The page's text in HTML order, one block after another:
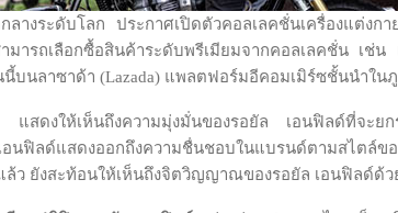
งระดับโลก ประกาศเปิดตัวคอลเลคชั่นเครื่องแต่งก
มารถเลือกซื้อสินค้าระดับพรีเมียมจากคอลเลคชั่น เ
บนลาซาด้า (Lazada) แพลตฟอร์มอีคอมเมิร์ซชั้นนำใน
แสดงให้เห็นถึงความมุ่งมั่นของรอยัล เอนฟิลด์ที่จะย
ด์แสดงออกถึงความชื่นชอบในแบรนด์ตามสไตล์ขอ
ว ยังสะท้อนให้เห็นถึงจิตวิญญาณของรอยัล เอนฟิลด์ด้